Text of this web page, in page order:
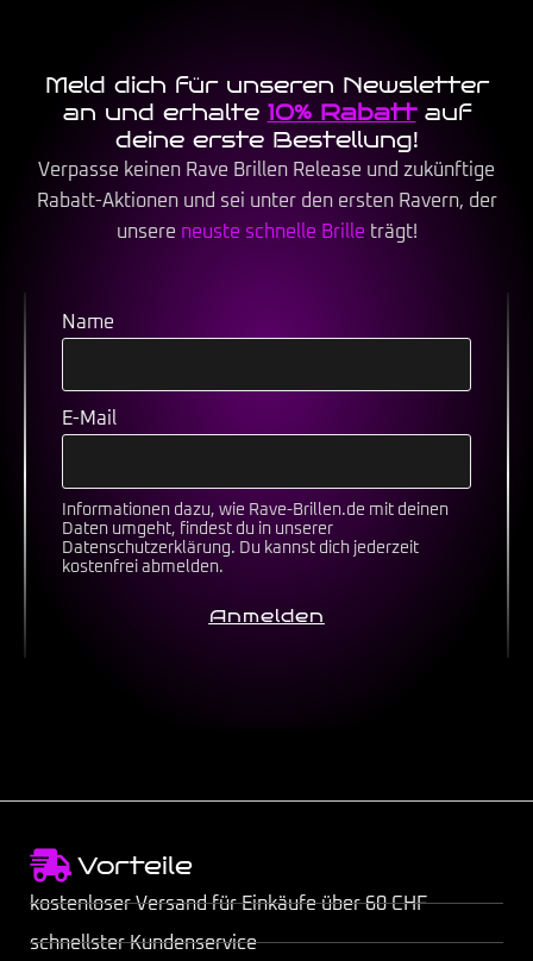
Meld dich für unseren Newsletter
an und erhalte 10% Rabattauf
deine erste Bestellung!
Verpasse keinen Rave Brillen Release und zukünftige
Rabatt-Aktionen und sei unter den ersten Ravern, der
unsere neuste schnelle Brille trägt!
Name
E-Mail
Informationen dazu, wie Rave-Brillen.de mit deinen
Daten umgeht, findest du in unserer
Datenschutzerklärung. Du kannst dich jederzeit
kostenfrei abmelden.
Anmelden
Vorteile
kostenloser Versand für Einkäufe über 60 CHF
schnellster Kundenservice